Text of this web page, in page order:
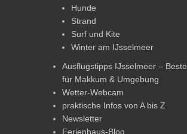
Hunde
Strand
Surf und Kite
Winter am IJsselmeer
Ausflugstipps IJsselmeer –
für Makkum & Umgebung
Wetter-Webcam
praktische Infos von A bis Z
Newsletter
Ferienhaus-Blog